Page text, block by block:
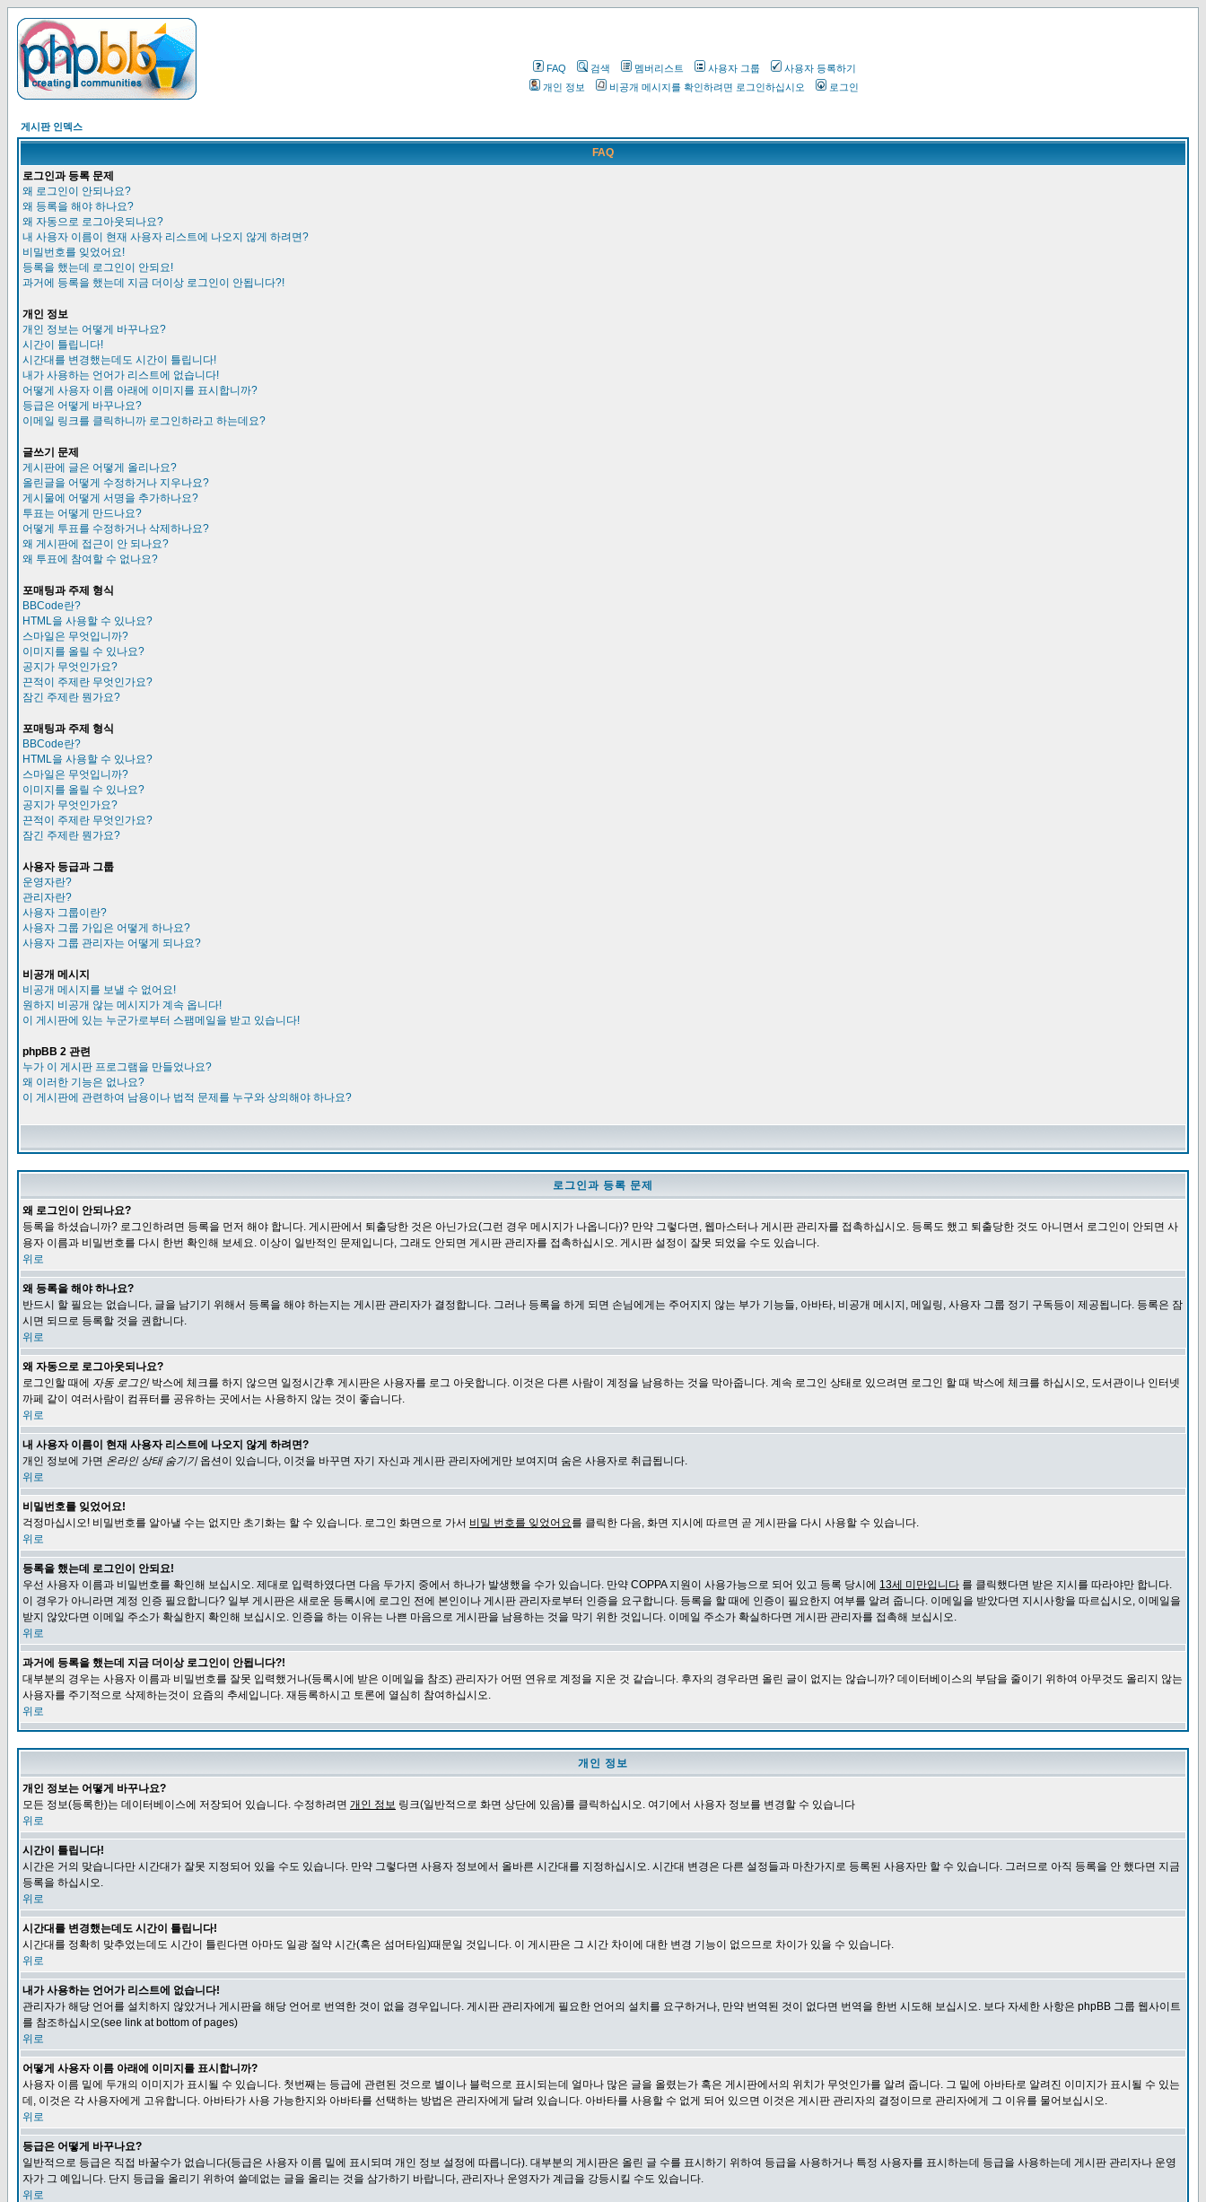
FAQ 검색 멤버리스트 사용자 그룹
사용자 등록하기
개인 정보
비공개 메시지를 확인하려면 로그인하십시오 로그인
게시판 인덱스
FAQ
로그인과 등록 문제
왜 로그인이 안되나요?
왜 등록을 해야 하나요?
왜 자동으로 로그아웃되나요?
내 사용자 이름이 현재 사용자 리스트에 나오지 않게 하려면?
비밀번호를 잊었어요!
등록을 했는데 로그인이 안되요!
과거에 등록을 했는데 지금 더이상 로그인이 안됩니다?!
개인 정보
개인 정보는 어떻게 바꾸나요?
시간이 틀립니다!
시간대를 변경했는데도 시간이 틀립니다!
내가 사용하는 언어가 리스트에 없습니다!
어떻게 사용자 이름 아래에 이미지를 표시합니까?
등급은 어떻게 바꾸나요?
이메일 링크를 클릭하니까 로그인하라고 하는데요?
글쓰기 문제
게시판에 글은 어떻게 올리나요?
올린글을 어떻게 수정하거나 지우나요?
게시물에 어떻게 서명을 추가하나요?
투표는 어떻게 만드나요?
어떻게 투표를 수정하거나 삭제하나요?
왜 게시판에 접근이 안 되나요?
왜 투표에 참여할 수 없나요?
포매팅과 주제 형식
BBCode란?
HTML을 사용할 수 있나요?
스마일은 무엇입니까?
이미지를 올릴 수 있나요?
공지가 무엇인가요?
끈적이 주제란 무엇인가요?
잠긴 주제란 뭔가요?
포매팅과 주제 형식
BBCode란?
HTML을 사용할 수 있나요?
스마일은 무엇입니까?
이미지를 올릴 수 있나요?
공지가 무엇인가요?
끈적이 주제란 무엇인가요?
잠긴 주제란 뭔가요?
사용자 등급과 그룹
운영자란?
관리자란?
사용자 그룹이란?
사용자 그룹 가입은 어떻게 하나요?
사용자 그룹 관리자는 어떻게 되나요?
비공개 메시지
비공개 메시지를 보낼 수 없어요!
원하지 비공개 않는 메시지가 계속 옵니다!
이 게시판에 있는 누군가로부터 스팸메일을 받고 있습니다!
phpBB 2 관련
누가 이 게시판 프로그램을 만들었나요?
왜 이러한 기능은 없나요?
이 게시판에 관련하여 남용이나 법적 문제를 누구와 상의해야 하나요?
로그인과 등록 문제
왜 로그인이 안되나요?
등록을 하셨습니까? 로그인하려면 등록을 먼저 해야 합니다. 게시판에서 퇴출당한 것은 아닌가요(그런 경우 메시지가 나옵니다)? 만약 그렇다면, 웹마스터나 게시판 관리자를 접촉하십시오. 등록도 했고 퇴출당한 것도 아니면서 로그인이 안되면 사
용자 이름과 비밀번호를 다시 한번 확인해 보세요. 이상이 일반적인 문제입니다, 그래도 안되면 게시판 관리자를 접촉하십시오. 게시판 설정이 잘못 되었을 수도 있습니다.
위로
왜 등록을 해야 하나요?
반드시 할 필요는 없습니다, 글을 남기기 위해서 등록을 해야 하는지는 게시판 관리자가 결정합니다. 그러나 등록을 하게 되면 손님에게는 주어지지 않는 부가 기능들, 아바타, 비공개 메시지, 메일링, 사용자 그룹 정기 구독등이 제공됩니다. 등록은 잠
시면 되므로 등록할 것을 권합니다.
위로
왜 자동으로 로그아웃되나요?
로그인할 때에 자동 로그인박스에 체크를 하지 않으면 일정시간후 게시판은 사용자를 로그 아웃합니다. 이것은 다른 사람이 계정을 남용하는 것을 막아줍니다. 계속 로그인 상태로 있으려면 로그인 할 때 박스에 체크를 하십시오, 도서관이나 인터넷
까페 같이 여러사람이 컴퓨터를 공유하는 곳에서는 사용하지 않는 것이 좋습니다.
위로
내 사용자 이름이 현재 사용자 리스트에 나오지 않게 하려면?
개인 정보에 가면 온라인 상태 숨기기옵션이 있습니다, 이것을 바꾸면 자기 자신과 게시판 관리자에게만 보여지며 숨은 사용자로 취급됩니다.
위로
비밀번호를 잊었어요!
걱정마십시오! 비밀번호를 알아낼 수는 없지만 초기화는 할 수 있습니다. 로그인 화면으로 가서 비밀 번호를 잊었어요를 클릭한 다음, 화면 지시에 따르면 곧 게시판을 다시 사용할 수 있습니다.
위로
등록을 했는데 로그인이 안되요!
우선 사용자 이름과 비밀번호를 확인해 보십시오. 제대로 입력하였다면 다음 두가지 중에서 하나가 발생했을 수가 있습니다. 만약 COPPA 지원이 사용가능으로 되어 있고 등록 당시에 13세 미만입니다 를 클릭했다면 받은 지시를 따라야만 합니다.
이 경우가 아니라면 계정 인증 필요합니다? 일부 게시판은 새로운 등록시에 로그인 전에 본인이나 게시판 관리자로부터 인증을 요구합니다. 등록을 할 때에 인증이 필요한지 여부를 알려 줍니다. 이메일을 받았다면 지시사항을 따르십시오, 이메일을
받지 않았다면 이메일 주소가 확실한지 확인해 보십시오. 인증을 하는 이유는 나쁜 마음으로 게시판을 남용하는 것을 막기 위한 것입니다. 이메일 주소가 확실하다면 게시판 관리자를 접촉해 보십시오.
위로
과거에 등록을 했는데 지금 더이상 로그인이 안됩니다?!
대부분의 경우는 사용자 이름과 비밀번호를 잘못 입력했거나(등록시에 받은 이메일을 참조) 관리자가 어떤 연유로 계정을 지운 것 같습니다. 후자의 경우라면 올린 글이 없지는 않습니까? 데이터베이스의 부담을 줄이기 위하여 아무것도 올리지 않는
사용자를 주기적으로 삭제하는것이 요즘의 추세입니다. 재등록하시고 토론에 열심히 참여하십시오.
위로
개인 정보
개인 정보는 어떻게 바꾸나요?
모든 정보(등록한)는 데이터베이스에 저장되어 있습니다. 수정하려면 개인 정보 링크(일반적으로 화면 상단에 있음)를 클릭하십시오. 여기에서 사용자 정보를 변경할 수 있습니다
위로
시간이 틀립니다!
시간은 거의 맞습니다만 시간대가 잘못 지정되어 있을 수도 있습니다. 만약 그렇다면 사용자 정보에서 올바른 시간대를 지정하십시오. 시간대 변경은 다른 설정들과 마찬가지로 등록된 사용자만 할 수 있습니다. 그러므로 아직 등록을 안 했다면 지금
등록을 하십시오.
위로
시간대를 변경했는데도 시간이 틀립니다!
시간대를 정확히 맞추었는데도 시간이 틀린다면 아마도 일광 절약 시간(혹은 섬머타임)때문일 것입니다. 이 게시판은 그 시간 차이에 대한 변경 기능이 없으므로 차이가 있을 수 있습니다.
위로
내가 사용하는 언어가 리스트에 없습니다!
관리자가 해당 언어를 설치하지 않았거나 게시판을 해당 언어로 번역한 것이 없을 경우입니다. 게시판 관리자에게 필요한 언어의 설치를 요구하거나, 만약 번역된 것이 없다면 번역을 한번 시도해 보십시오. 보다 자세한 사항은 phpBB 그룹 웹사이트
를 참조하십시오(see link at bottom of pages)
위로
어떻게 사용자 이름 아래에 이미지를 표시합니까?
사용자 이름 밑에 두개의 이미지가 표시될 수 있습니다. 첫번째는 등급에 관련된 것으로 별이나 블럭으로 표시되는데 얼마나 많은 글을 올렸는가 혹은 게시판에서의 위치가 무엇인가를 알려 줍니다. 그 밑에 아바타로 알려진 이미지가 표시될 수 있는
데, 이것은 각 사용자에게 고유합니다. 아바타가 사용 가능한지와 아바타를 선택하는 방법은 관리자에게 달려 있습니다. 아바타를 사용할 수 없게 되어 있으면 이것은 게시판 관리자의 결정이므로 관리자에게 그 이유를 물어보십시오.
위로
등급은 어떻게 바꾸나요?
일반적으로 등급은 직접 바꿀수가 없습니다(등급은 사용자 이름 밑에 표시되며 개인 정보 설정에 따릅니다). 대부분의 게시판은 올린 글 수를 표시하기 위하여 등급을 사용하거나 특정 사용자를 표시하는데 등급을 사용하는데 게시판 관리자나 운영
자가 그 예입니다. 단지 등급을 올리기 위하여 쓸데없는 글을 올리는 것을 삼가하기 바랍니다, 관리자나 운영자가 계급을 강등시킬 수도 있습니다.
위로